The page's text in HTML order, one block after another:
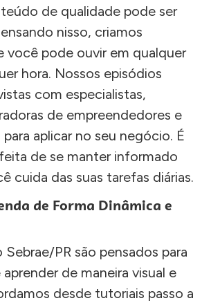
de qualidade pode ser
nisso, criamos
você pode ouvir em qualquer
hora. Nossos episódios
com especialistas,
de empreendedores e
aplicar no seu negócio. É
de se manter informado
cuida das suas tarefas diárias.
de Forma Dinâmica e
Sebrae/PR são pensados para
de maneira visual e
desde tutoriais passo a